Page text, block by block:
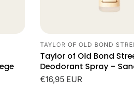
Leverancier:
TAYLOR OF OLD BOND
Taylor of Old Bond
Deodorant Spray –
Normale
€16,95 EUR